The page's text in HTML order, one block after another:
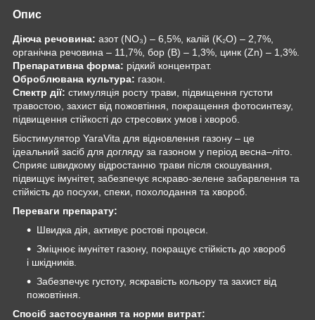
Опис
Діюча речовина: азот (NO₃) – 6,5%, калій (K₂O) – 2,7%,
органічна речовина – 11,7%, бор (B) – 1,3%, цинк (Zn) – 1,3%.
Препаративна форма: рідкий концентрат.
Оброблювана культура: газон.
Спектр дії: стимуляція росту трави, підвищення густоти
травостою, захист від пожовтіння, покращення фотосинтезу,
підвищення стійкості до стресових умов і хвороб.
Біостимулятор YaraVita для відновлення газону – це
ідеальний засіб для догляду за газоном у період весна–літо.
Сприяє швидкому відростанню трави після скошування,
підвищує імунітет, забезпечує яскраво-зелене забарвлення та
стійкість до посухи, спеки, похолодання та хвороб.
Переваги препарату:
Швидка дія, активує ростові процеси.
Зміцнює імунітет газону, покращує стійкість до хвороб
і шкідників.
Забезпечує густоту, яскравість кольору та захист від
пожовтіння.
Спосіб застосування та норми витрат: